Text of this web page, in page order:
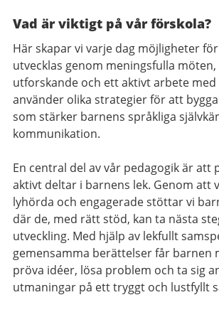
Vad är viktigt på vår förskola?
Här skapar vi varje dag möjligheter
utvecklas genom meningsfulla
utforskande och ett aktivt arbete med
använder olika strategier för att
som stärker barnens språkliga
kommunikation.
En central del av vår pedagogik är att
aktivt deltar i barnens lek. Genom att
lyhörda och engagerade stöttar vi
där de, med rätt stöd, kan ta nästa
utveckling. Med hjälp av lekfullt
gemensamma berättelser får barnen
pröva idéer, lösa problem och ta sig
utmaningar på ett tryggt och lustfyllt